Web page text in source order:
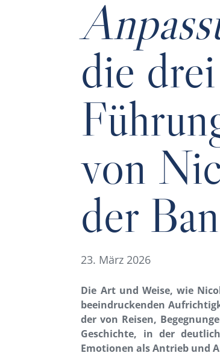
die
von
der
23. März 2026
Die Art und Weise, wie
beeindruckenden
der von Reisen,
Geschichte, in der
Emotionen als Antrieb und